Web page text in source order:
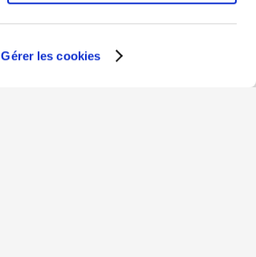
Gérer les cookies